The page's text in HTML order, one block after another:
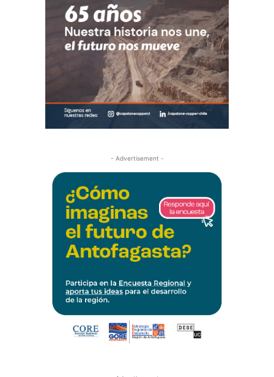
- Advertisement -